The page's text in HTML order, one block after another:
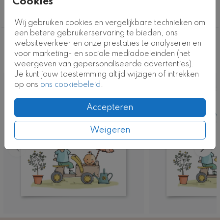
Wij gebruiken cookies en vergelijkbare technieken om
een betere gebruikerservaring te bieden, ons
websiteverkeer en onze prestaties te analyseren en
voor marketing- en sociale mediadoeleinden (het
weergeven van gepersonaliseerde advertenties).
Je kunt jouw toestemming altijd wijzigen of intrekken
op ons ons cookiebeleid.
Accepteren
Weigeren
Kaartcode: GK-A-177-4e-j
Deze ontwerpen vind je misschien ook
leuk